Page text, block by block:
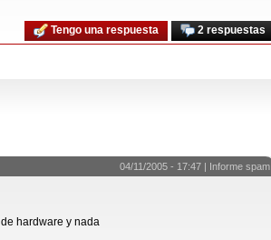
2 respuestas
Tengo una respuesta
04/11/2005 - 17:47 | Informe spam
hardware y nada